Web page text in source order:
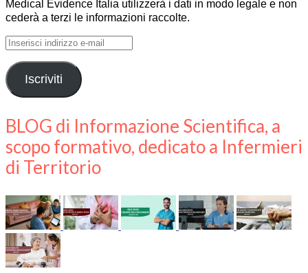
Medical Evidence Italia utilizzerà i dati in modo legale e non
cederà a terzi le informazioni raccolte.
Inserisci
e-
mail Iscriviti
BLOG di Informazione Scientifica, a
scopo formativo, dedicato a Infermieri
di Territorio